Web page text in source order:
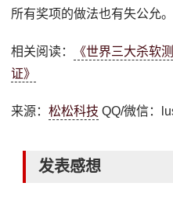
所有奖项的做法也有失公允。
相关阅读：
《世界三大杀软
证》
来源：松松科技 QQ/微信：
发表感想